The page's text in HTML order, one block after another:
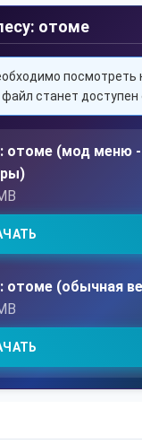
отоме
посмотреть
станет доступен
отоме (мод меню -
отоме (обычная